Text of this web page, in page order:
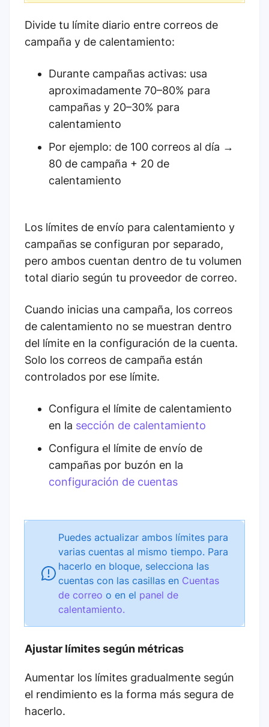
Divide tu límite diario entre correos de
campaña y de calentamiento:
Durante campañas activas: usa
aproximadamente 70–80% para
campañas y 20–30% para
calentamiento
Por ejemplo: de 100 correos al día →
80 de campaña + 20 de
calentamiento
Los límites de envío para calentamiento y
campañas se configuran por separado,
pero ambos cuentan dentro de tu volumen
total diario según tu proveedor de correo.
Cuando inicias una campaña, los correos
de calentamiento no se muestran dentro
del límite en la configuración de la cuenta.
Solo los correos de campaña están
controlados por ese límite.
Configura el límite de calentamiento
en la sección de calentamiento
Configura el límite de envío de
campañas por buzón en la
configuración de cuentas
Puedes actualizar ambos límites para
varias cuentas al mismo tiempo. Para
hacerlo en bloque, selecciona las
cuentas con las casillas en Cuentas
de correo o en el panel de
calentamiento.
Ajustar límites según métricas
Aumentar los límites gradualmente según
el rendimiento es la forma más segura de
hacerlo.